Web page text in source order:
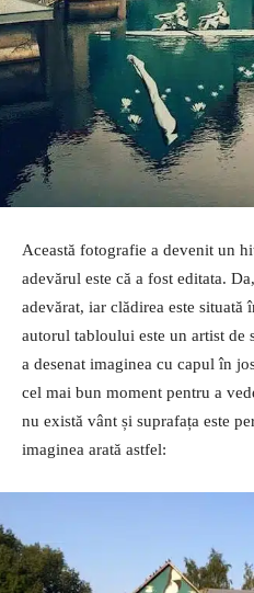
Această fotografie a devenit un
adevărul este că a fost editata.
adevărat, iar clădirea este
autorul tabloului este un artist de
a desenat imaginea cu capul în
cel mai bun moment pentru a
nu există vânt și suprafața este
imaginea arată astfel: